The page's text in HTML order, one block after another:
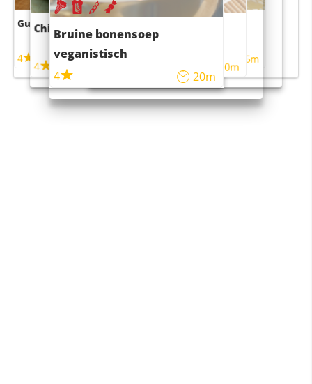
Guacamole
4
Chili con carne
4 45m
Bruine bonensoep
veganistisch
4
20m
Sushi rijstsalade
maaltijdsalade
40m
4 55m